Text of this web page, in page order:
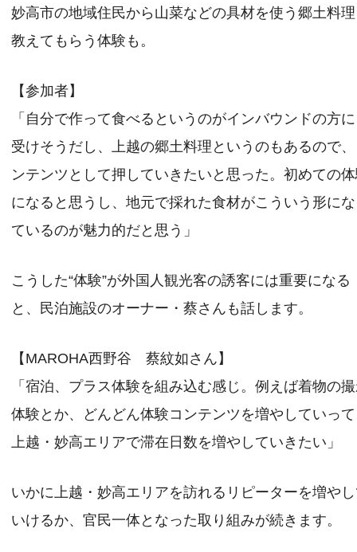
妙高市の地域住民から山菜などの具材を使う郷土料
教えてもらう体験も。
【参加者】
「自分で作って食べるというのがインバウンドの方
受けそうだし、上越の郷土料理というのもあるので
ンテンツとして押していきたいと思った。初めての
になると思うし、地元で採れた食材がこういう形に
ているのが魅力的だと思う」
こうした“体験”が外国人観光客の誘客には重要になる
と、民泊施設のオーナー・蔡さんも話します。
【MAROHA西野谷 蔡紋如さん】
「宿泊、プラス体験を組み込む感じ。例えば着物の
体験とか、どんどん体験コンテンツを増やしていっ
上越・妙高エリアで滞在日数を増やしていきたい」
いかに上越・妙高エリアを訪れるリピーターを増や
いけるか、官民一体となった取り組みが続きます。